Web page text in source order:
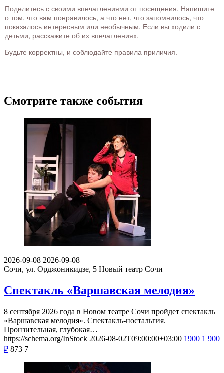
Поделитесь с своими впечатлениями от посещения. Напишите
о том, что вам понравилось, а что нет, что запомнилось, что
показалось интересным или необычным. Если вы ходили с
детьми, расскажите об их впечатлениях.
Будьте корректны, и соблюдайте правила приличия.
Смотрите также события
2026-09-08 2026-09-08
Сочи, ул. Орджоникидзе, 5 Новый театр Сочи
Спектакль «Варшавская мелодия»
8 сентября 2026 года в Новом театре Сочи пройдет спектакль
«Варшавская мелодия». Спектакль-ностальгия.
Пронзительная, глубокая…
https://schema.org/InStock 2026-08-02T09:00:00+03:00 1900 1 900
₽ 873 7